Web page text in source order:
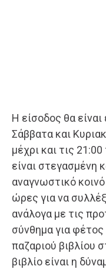
Η είσοδος θα
Σάββατα και
μέχρι και τις
είναι στεγασμένη
αναγνωστικό
ώρες για να
ανάλογα με τις
σύνθημα για
παζαριού βιβλίου
βιβλίο είναι η